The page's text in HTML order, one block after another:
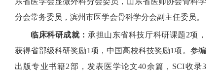
分会常务委员，滨州市医学会骨科学分会副主任委员。
临床科研成就： 承担山东省科技厅科研课题2项，
获得省部级科研奖励1项，中国高校科技奖励1项。参编
出版专业书籍2部，发表医学论文40余篇，SCI收录3